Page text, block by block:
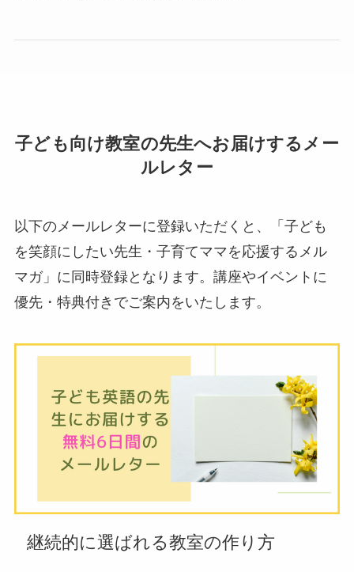
子ども向け教室の先生へお届けするメー
ルレター
以下のメールレターに登録いただくと、「子ども
を笑顔にしたい先生・子育てママを応援するメル
マガ」に同時登録となります。講座やイベントに
優先・特典付きでご案内をいたします。
継続的に選ばれる教室の作り方